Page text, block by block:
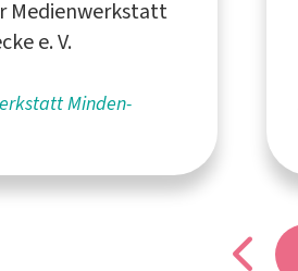
Medienwerkstatt
e. V.
Minden-